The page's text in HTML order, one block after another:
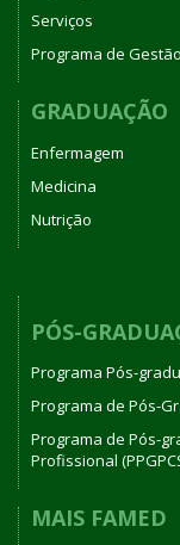
Serviços
Programa de Gestão
GRADUAÇÃO
Enfermagem
Medicina
Nutrição
PÓS-
Programa Pós-
Programa de Pós-
Programa de Pós-
Profissional
MAIS FAMED